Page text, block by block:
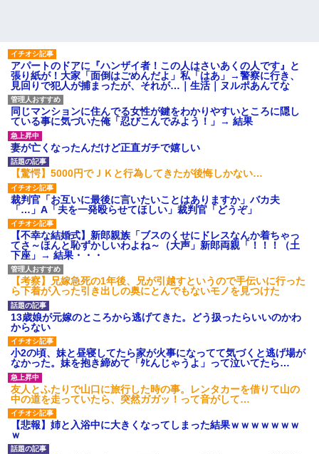
アパートのドアに『ハンザイ者！この人はさいあくの人です』と
張り紙が！大家「面倒はごめんだよ」私「はあ」→警察に行き、
見回りで犯人が捕まったが、それが…｜生活｜ヌルポあんてな
同じマンションに住んでる女性が鍵をわかりやすいところに隠し
ている事に気づいた俺「忍びこんでみよう！」→ 結果
妻が亡くなったんだけど正直ガチで嬉しい
【驚愕】5000円でＪＫと行為してきたが後悔しかない…
裁判官「お互いに最後に言いたいことはありますか」バカ夫
「…」A「夫を一発殴らせてほしい」裁判官「どうぞ」
【不幸な結婚式】新郎親族「ブスのくせにドレスなんか着ちゃっ
てさ～ほんと恥ずかしいわよね～（大声」新郎両親「！！！（土
下座」→ 結果・・・
【考察】兄嫁急死の1年後、兄が引越すというので手伝いに行った
ら下着が入った引き出しの奥にとんでもないモノを見つけた
13歳娘が元嫁のところから逃げてきた。どう扱ったらいいのかわ
からない
小2の頃、妹と昼寝してたら家が火事になってて気づくと逃げ場が
なかった。妹を抱き締めて「ﾀﾋんじゃうよ」って泣いてたら…
友人とふたりで山口に旅行した時の事。レンタカーを借りて山の
中の道を走っていたら、突然ガガッ！って音がして…
【悲報】姉と入浴中に大きくなってしまった結果ｗｗｗｗｗｗｗ
ｗ